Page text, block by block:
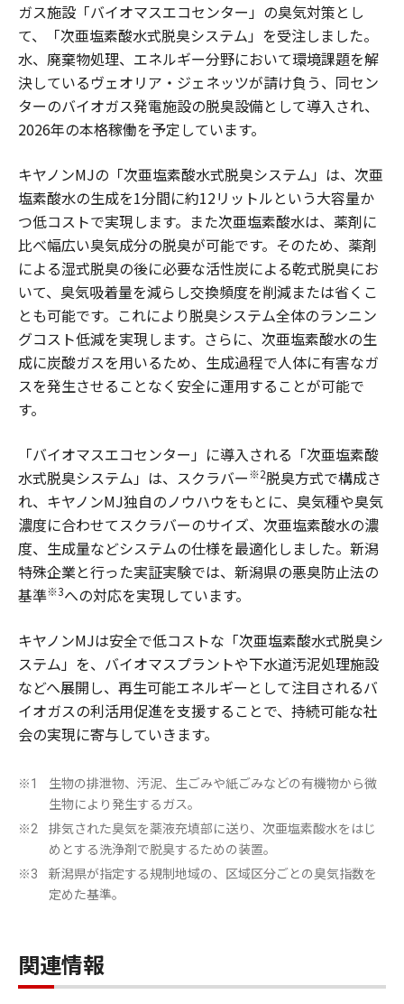
ガス施設「バイオマスエコセンター」の臭気対策とし
て、「次亜塩素酸水式脱臭システム」を受注しました。
水、廃棄物処理、エネルギー分野において環境課題を解
決しているヴェオリア・ジェネッツが請け負う、同セン
ターのバイオガス発電施設の脱臭設備として導入され、
2026年の本格稼働を予定しています。
キヤノンMJの「次亜塩素酸水式脱臭システム」は、次亜
塩素酸水の生成を1分間に約12リットルという大容量か
つ低コストで実現します。また次亜塩素酸水は、薬剤に
比べ幅広い臭気成分の脱臭が可能です。そのため、薬剤
による湿式脱臭の後に必要な活性炭による乾式脱臭にお
いて、臭気吸着量を減らし交換頻度を削減または省くこ
とも可能です。これにより脱臭システム全体のランニン
グコスト低減を実現します。さらに、次亜塩素酸水の生
成に炭酸ガスを用いるため、生成過程で人体に有害なガ
スを発生させることなく安全に運用することが可能で
す。
「バイオマスエコセンター」に導入される「次亜塩素酸
水式脱臭システム」は、スクラバー※2脱臭方式で構成さ
れ、キヤノンMJ独自のノウハウをもとに、臭気種や臭気
濃度に合わせてスクラバーのサイズ、次亜塩素酸水の濃
度、生成量などシステムの仕様を最適化しました。新潟
特殊企業と行った実証実験では、新潟県の悪臭防止法の
基準※3への対応を実現しています。
キヤノンMJは安全で低コストな「次亜塩素酸水式脱臭シ
ステム」を、バイオマスプラントや下水道汚泥処理施設
などへ展開し、再生可能エネルギーとして注目されるバ
イオガスの利活用促進を支援することで、持続可能な社
会の実現に寄与していきます。
※1
生物の排泄物、汚泥、生ごみや紙ごみなどの有機物から微
生物により発生するガス。
※2
排気された臭気を薬液充填部に送り、次亜塩素酸水をはじ
めとする洗浄剤で脱臭するための装置。
※3
新潟県が指定する規制地域の、区域区分ごとの臭気指数を
定めた基準。
関連情報